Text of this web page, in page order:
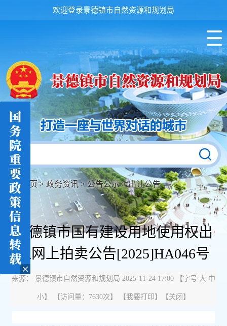
欢迎登录景德镇市自然资源和规划局
首页> 政务资讯> 公告公示>出让公告
景德镇市国有建设用地使用权出
让网上拍卖公告[2025]HA046号
来源： 景德镇市自然资源和规划局 2025-11-24 17:00 【字号 大 中
小】 【访问量： 7630次】 【我要打印】【关闭 】